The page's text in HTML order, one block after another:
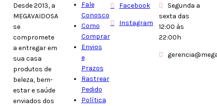
Desde 2013, a
MEGAVAIDOSA
se
compromete
a entregar em
sua casa
produtos de
beleza, bem-
estar e saúde
enviados dos
Fale
Conosco
Como
Comprar
Envios
e
Prazos
Rastrear
Pedido
Política
Facebook
Instagram
Segunda a
sexta das
12:00 às
22:00h